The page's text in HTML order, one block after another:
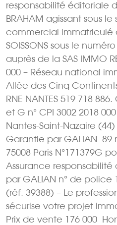
responsabilité éditoriale
BRAHAM agissant sous
commercial immatriculé
SOISSONS sous le
auprès de la SAS IMMO
000 – Réseau national
Allée des Cinq Continents
RNE NANTES 519 718
et G n° CPI 3002 2018
Nantes-Saint-Nazaire (44)
Garantie par GALIAN 
75008 Paris N°171379G
Assurance
par GALIAN n° de police
(réf. 39388) – Le
sécurise votre projet
Prix de vente 176 000 